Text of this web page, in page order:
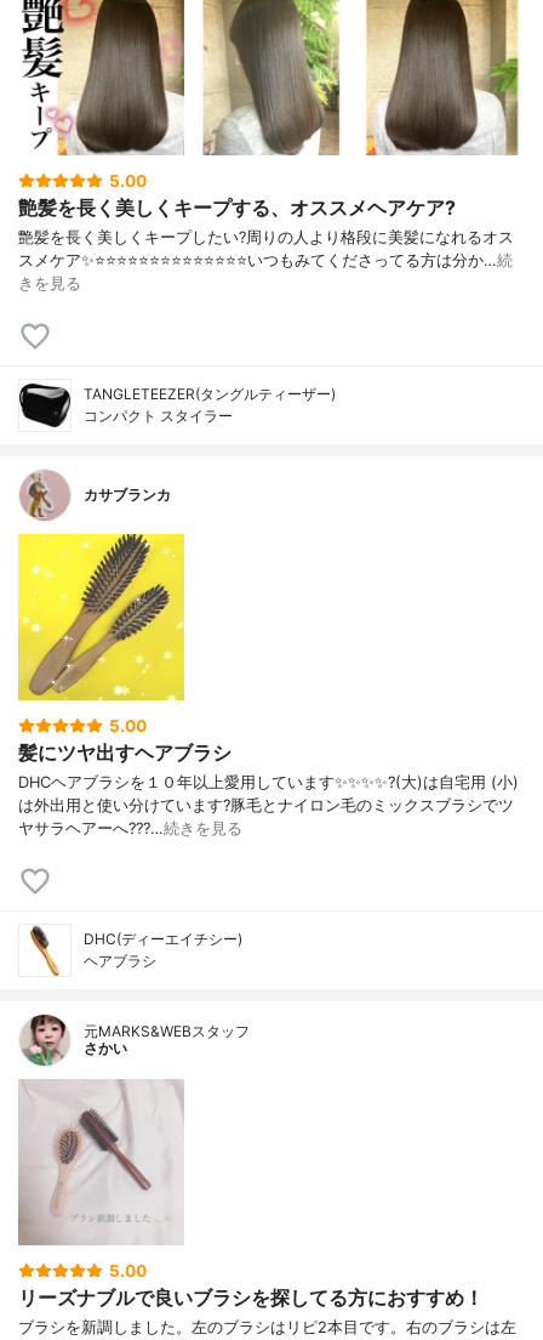
5.00
艶髪を長く美しくキープする、オススメヘアケア?
艶髪を長く美しくキープしたい?周りの人より格段に美髪になれるオス
スメケア✨⭐️⭐️⭐️⭐️⭐️⭐️⭐️⭐️⭐️⭐️⭐️⭐️⭐️⭐️いつもみてくださってる方は分か…続
きを見る
TANGLETEEZER(タングルティーザー)
コンパクト スタイラー
カサブランカ
5.00
髪にツヤ出すヘアブラシ
DHCヘアブラシを１０年以上愛用しています✨✨✨✨?️(大)は自宅用 (小)
は外出用と使い分けています?豚毛とナイロン毛のミックスブラシでツ
ヤサラヘアーへ???…続きを見る
DHC(ディーエイチシー)
ヘアブラシ
元MARKS&WEBスタッフ
さかい
5.00
リーズナブルで良いブラシを探してる方におすすめ！
ブラシを新調しました。左のブラシはリピ2本目です。右のブラシは左